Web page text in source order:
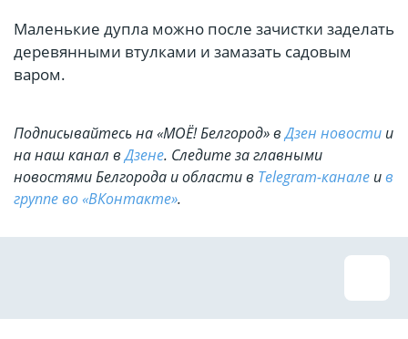
Маленькие дупла можно после зачистки заделать
деревянными втулками и замазать садовым
варом.
Подписывайтесь на «МОЁ! Белгород» вДзен новости и
на наш канал вДзене. Cледите за главными
новостями Белгорода и области в Telegram-канале ив
группе во «ВКонтакте».